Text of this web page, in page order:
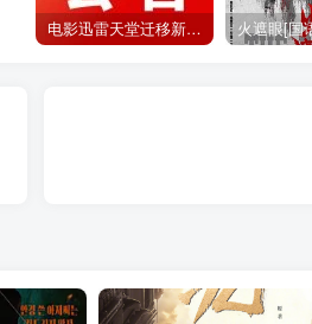
电影迅雷天堂迁移新服务器,正常更新，维护完毕!